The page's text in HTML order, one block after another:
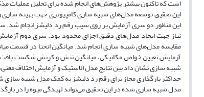
است که تاکنون بیشتر پژوهش‌های انجام شده برای تحلیل عملیات
این تحقیق توسعه مدل‌های شبیه سازی کامپیوتری جهت بهینه
این منظور دو سری آزمایش بر روی سیب رقم رد دلیشز انجام شد.
نیاز جهت ایجاد مدل‌های دقیق اجزای محدود بود. سری دوم
شبیه سازی نشان داد بین نتایج مدل الاستیک و آزمایش اختلاف
مدل شبیه سازی شده در این تحقیق می‌تواند لهیدگی میوه را در